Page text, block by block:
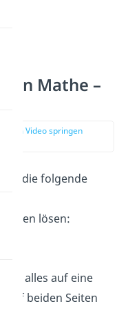
in Mathe –
im Video springen
die folgende
lösen:
du alles auf eine
auf beiden Seiten